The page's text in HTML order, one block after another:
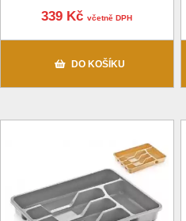
339 Kčvčetně DPH
DO KOŠÍKU